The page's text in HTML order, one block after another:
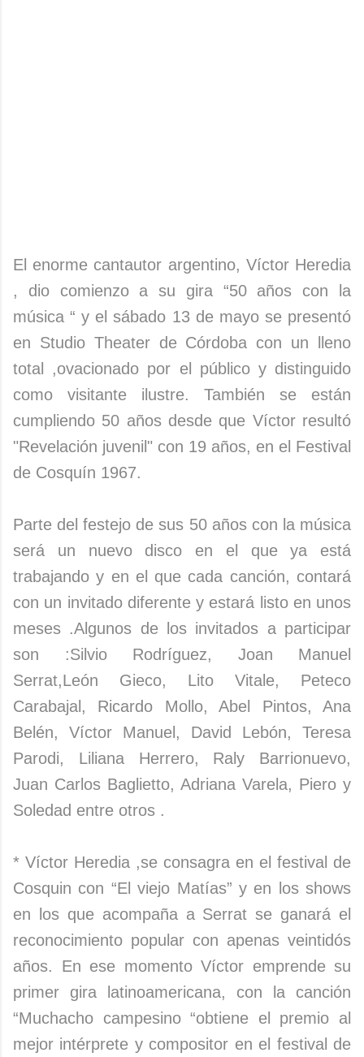
El enorme cantautor argentino, Víctor Heredia
, dio comienzo a su gira “50 años con la
música “ y el sábado 13 de mayo se presentó
en Studio Theater de Córdoba con un lleno
total ,ovacionado por el público y distinguido
como visitante ilustre. También se están
cumpliendo 50 años desde que Víctor resultó
"Revelación juvenil" con 19 años, en el Festival
de Cosquín 1967.
Parte del festejo de sus 50 años con la música
será un nuevo disco en el que ya está
trabajando y en el que cada canción, contará
con un invitado diferente y estará listo en unos
meses .Algunos de los invitados a participar
son :Silvio Rodríguez, Joan Manuel
Serrat,León Gieco, Lito Vitale, Peteco
Carabajal, Ricardo Mollo, Abel Pintos, Ana
Belén, Víctor Manuel, David Lebón, Teresa
Parodi, Liliana Herrero, Raly Barrionuevo,
Juan Carlos Baglietto, Adriana Varela, Piero y
Soledad entre otros .
* Víctor Heredia ,se consagra en el festival de
Cosquin con “El viejo Matías” y en los shows
en los que acompaña a Serrat se ganará el
reconocimiento popular con apenas veintidós
años. En ese momento Víctor emprende su
primer gira latinoamericana, con la canción
“Muchacho campesino “obtiene el premio al
mejor intérprete y compositor en el festival de